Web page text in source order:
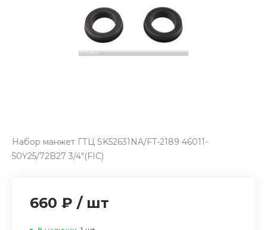
Набор манжет ГТЦ SK52631NA/FT-2189 46011-
50Y25/72B27 3/4"(FIC)
660 ₽ / шт